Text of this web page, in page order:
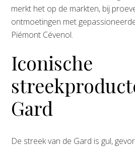
merkt het op de markten, bij
ontmoetingen met
Piémont Cévenol.
Iconische
Gard
De streek van de Gard is gul,